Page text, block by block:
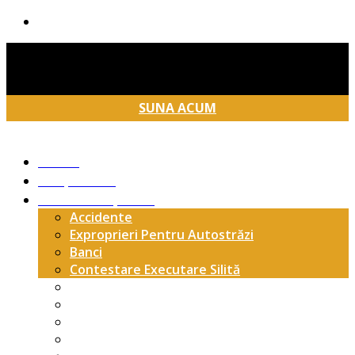
SUNA ACUM
Accidente
Exproprieri Pentru Autostrăzi
Banci
Contestare Executare Silită